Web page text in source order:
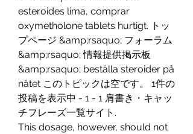
esteroides lima, comprar
oxymetholone tablets hurtigt. トッ
プページ &amp;rsaquo; フォーラム
&amp;rsaquo; 情報提供掲示板
&amp;rsaquo; beställa steroider på
nätet このトピックは空です。 1件の
投稿を表示中 - 1 - 1 肩書き・キャッ
チフレーズ一覧サイト.
This dosage, however, should not